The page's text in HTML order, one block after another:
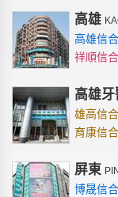
高雄
高雄信
祥順信
高雄牙
雄高信
育康信
屏東
博晟信